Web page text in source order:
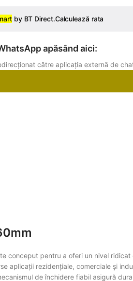
apăsând aici:
către aplicația externă de
conceput pentru a oferi un nivel
aplicații rezidențiale, comerciale și
de închidere fiabil asigură